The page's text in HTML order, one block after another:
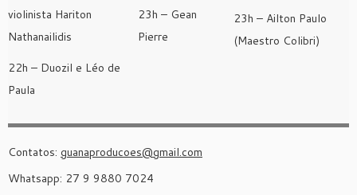
violinista Hariton
Nathanailidis
22h – Duozil e Léo de
Paula
23h – Gean
Pierre
23h – Ailton Paulo
(Maestro Colibri)
Contatos: guanaproducoes@gmail.com
Whatsapp: 27 9 9880 7024